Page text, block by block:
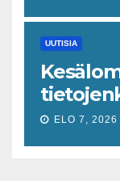
UUTISIA
ELO 7, 2026